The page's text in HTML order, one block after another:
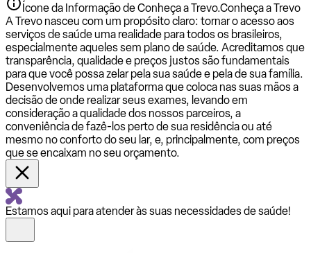
Ícone da Informação de Conheça a Trevo.Conheça a Trevo
A Trevo nasceu com um propósito claro: tornar o acesso aos
serviços de saúde uma realidade para todos os brasileiros,
especialmente aqueles sem plano de saúde. Acreditamos que
transparência, qualidade e preços justos são fundamentais
para que você possa zelar pela sua saúde e pela de sua família.
Desenvolvemos uma plataforma que coloca nas suas mãos a
decisão de onde realizar seus exames, levando em
consideração a qualidade dos nossos parceiros, a
conveniência de fazê-los perto de sua residência ou até
mesmo no conforto do seu lar, e, principalmente, com preços
que se encaixam no seu orçamento.
Estamos aqui para atender às suas necessidades de saúde!